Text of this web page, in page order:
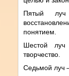
Пятый
понятием.
Шестой луч
творчество.
Седьмой луч